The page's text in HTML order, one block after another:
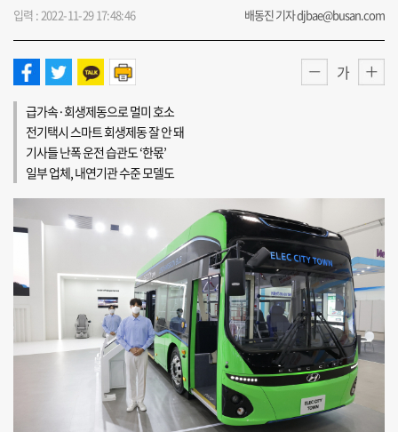
입력 : 2022-11-29 17:48:46 배동진 기자 djbae@busan.com
가
급가속·회생제동으로 멀미 호소
전기택시 스마트 회생제동 잘 안 돼
기사들 난폭 운전 습관도 ‘한몫’
일부 업체, 내연기관 수준 모델도